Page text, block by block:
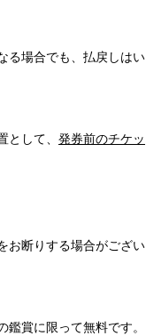
る場合でも、払戻しはい
して、 発券前のチケッ
お断りする場合がござい
賞に限って無料です。